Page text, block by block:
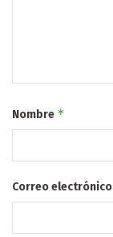
Nombre *
Correo electrónico